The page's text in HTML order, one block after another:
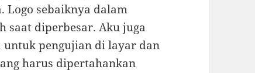
Logo sebaiknya dalam
saat diperbesar. Aku juga
pengujian di layar dan
harus dipertahankan